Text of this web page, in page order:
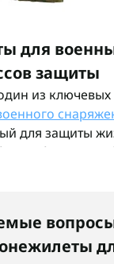
для
защиты
из ключевых
для защиты
благодаря
–
условий –
о жизни.